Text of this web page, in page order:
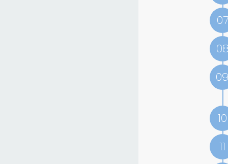
07
10
11